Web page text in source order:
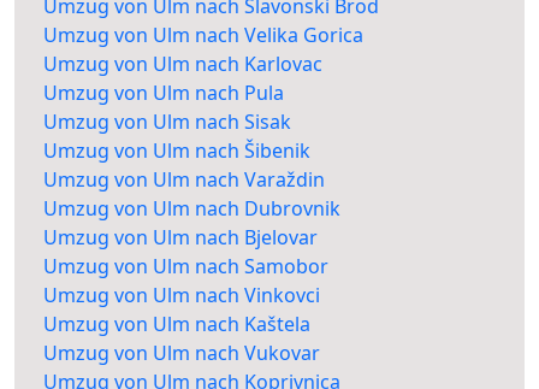
Umzug von Ulm nach Slavonski Brod
Umzug von Ulm nach Velika Gorica
Umzug von Ulm nach Karlovac
Umzug von Ulm nach Pula
Umzug von Ulm nach Sisak
Umzug von Ulm nach Šibenik
Umzug von Ulm nach Varaždin
Umzug von Ulm nach Dubrovnik
Umzug von Ulm nach Bjelovar
Umzug von Ulm nach Samobor
Umzug von Ulm nach Vinkovci
Umzug von Ulm nach Kaštela
Umzug von Ulm nach Vukovar
Umzug von Ulm nach Koprivnica